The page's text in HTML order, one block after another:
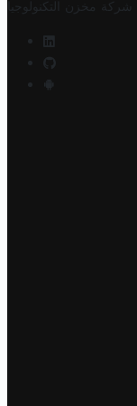
شركة مخزن التكنولوجيا